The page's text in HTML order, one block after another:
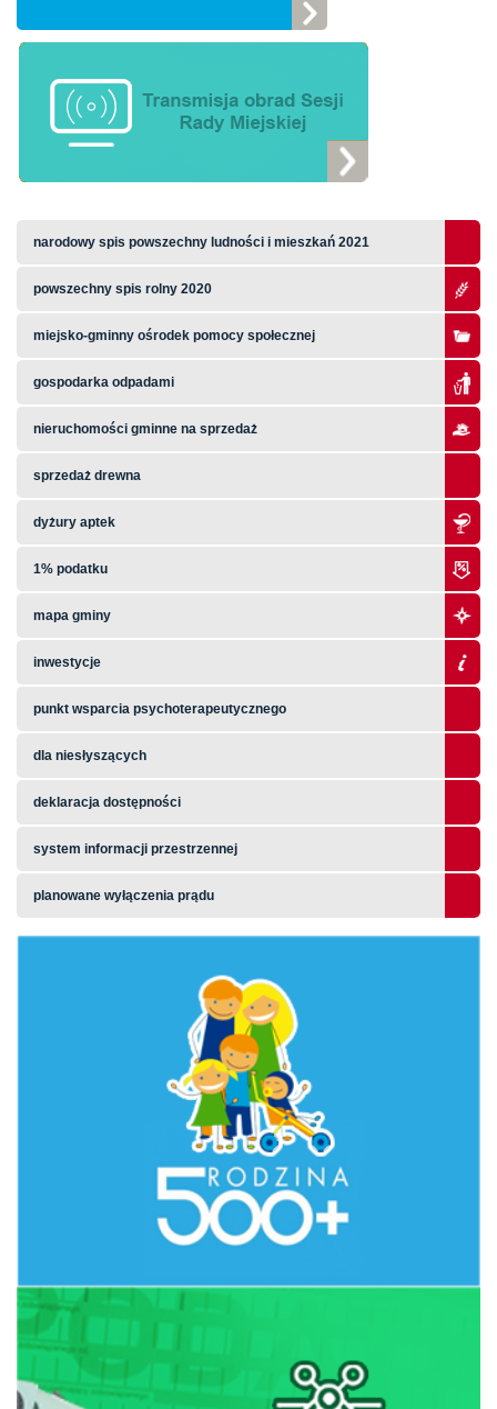
narodowy spis powszechny ludności i mieszkań 2021
powszechny spis rolny 2020
miejsko-gminny ośrodek pomocy społecznej
gospodarka odpadami
nieruchomości gminne na sprzedaż
sprzedaż drewna
dyżury aptek
1% podatku
mapa gminy
inwestycje
punkt wsparcia psychoterapeutycznego
dla niesłyszących
deklaracja dostępności
system informacji przestrzennej
planowane wyłączenia prądu